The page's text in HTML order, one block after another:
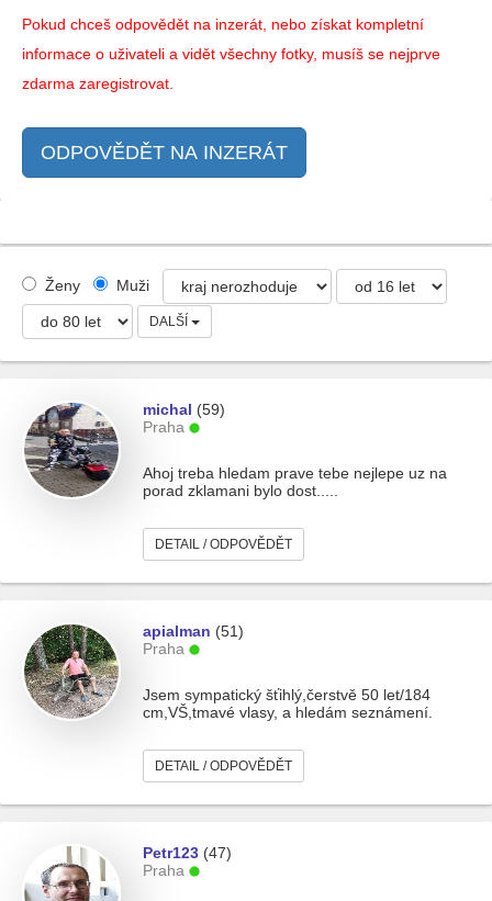
Pokud chceš odpovědět na inzerát, nebo získat kompletní
informace o uživateli a vidět všechny fotky, musíš se nejprve
zdarma zaregistrovat.
ODPOVĚDĚT NA INZERÁT
Ženy Muži
DALŠÍ
michal (59)
Praha
Ahoj treba hledam prave tebe nejlepe uz na
porad zklamani bylo dost.....
DETAIL / ODPOVĚDĚT
apialman (51)
Praha
Jsem sympatický šťihlý,čerstvě 50 let/184
cm,VŠ,tmavé vlasy, a hledám seznámení.
DETAIL / ODPOVĚDĚT
Petr123 (47)
Praha